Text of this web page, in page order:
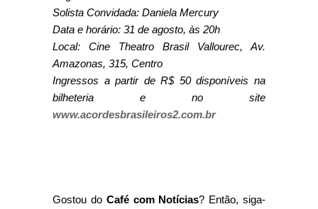
Solista Convidada: Daniela Mercury
Data e horário: 31 de agosto, às 20h
Local: Cine Theatro Brasil Vallourec, Av.
Amazonas, 315, Centro
Ingressos a partir de R$ 50 disponíveis na
bilheteria e no site
www.acordesbrasileiros2.com.br
Gostou do Café com Notícias? Então, siga-